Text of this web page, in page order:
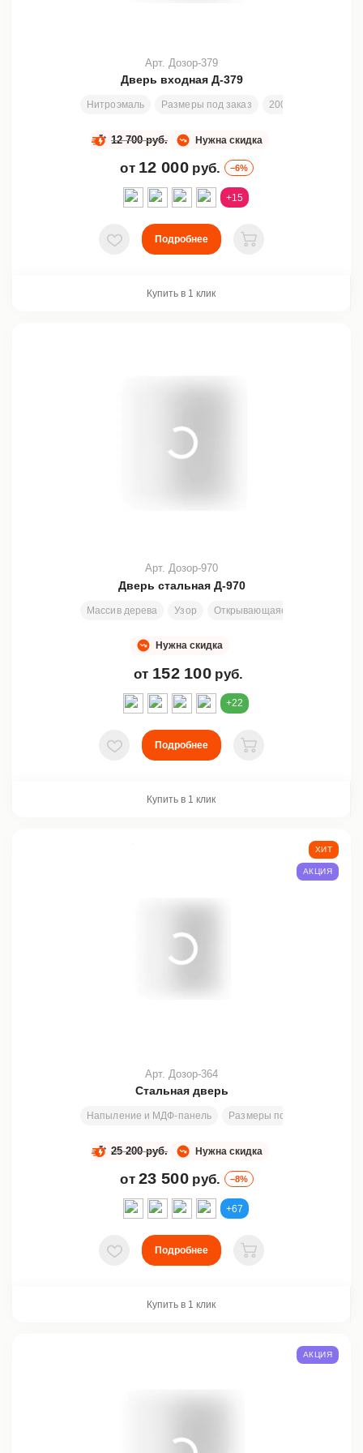
Дверь входная Д-379
Нитроэмаль Размеры под заказ 200х80 см
Арт. Дозор-379
Нужна скидка
12 700 руб.
от 12 000 руб. –6%
+15
В избранное
Подробнее
В корзину
Купить в 1 клик
Дверь стальная Д-970
Массив дерева Узор Открывающаяся или
Арт. Дозор-970
Нужна скидка
от 152 100руб.
+22
В избранное
Подробнее
В корзину
Купить в 1 клик
Стальная дверь
Напыление и МДФ-панель Размеры под заказ
Арт. Дозор-364
Нужна скидка
25 200 руб.
от 23 500 руб. –8%
ХИТ
АКЦИЯ
+67
В избранное
Подробнее
В корзину
Купить в 1 клик
АКЦИЯ